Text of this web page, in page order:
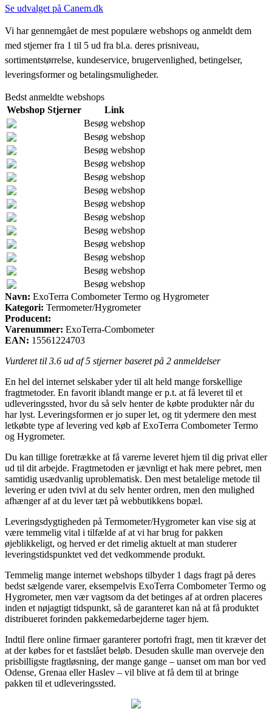
Se udvalget på Canem.dk
Vi har gennemgået de mest populære webshops og anmeldt dem
med stjerner fra 1 til 5 ud fra bl.a. deres prisniveau,
sortimentstørrelse, kundeservice, brugervenlighed, betingelser,
leveringsformer og betalingsmuligheder.
Bedst anmeldte webshops
Webshop Stjerner
Link
Besøg webshop
Besøg webshop
Besøg webshop
Besøg webshop
Besøg webshop
Besøg webshop
Besøg webshop
Besøg webshop
Besøg webshop
Besøg webshop
Besøg webshop
Besøg webshop
Besøg webshop
Navn: ExoTerra Combometer Termo og Hygrometer
Kategori: Termometer/Hygrometer
Producent:
Varenummer: ExoTerra-Combometer
EAN: 15561224703
Vurderet til 3.6 ud af 5 stjerner baseret på 2 anmeldelser
En hel del internet selskaber yder til alt held mange forskellige
fragtmetoder. En favorit iblandt mange er p.t. at få leveret til et
udleveringssted, hvor du så selv henter de købte produkter når du
har lyst. Leveringsformen er jo super let, og tit ydermere den mest
letkøbte type af levering ved køb af ExoTerra Combometer Termo
og Hygrometer.
Du kan tillige foretrække at få varerne leveret hjem til dig privat eller
ud til dit arbejde. Fragtmetoden er jævnligt et hak mere pebret, men
samtidig usædvanlig uproblematisk. Den mest betalelige metode til
levering er uden tvivl at du selv henter ordren, men den mulighed
afhænger af at du lever tæt på webbutikkens bopæl.
Leveringsdygtigheden på Termometer/Hygrometer kan vise sig at
være temmelig vital i tilfælde af at vi har brug for pakken
øjeblikkeligt, og herved er det rimelig aktuelt at man studerer
leveringstidspunktet ved det vedkommende produkt.
Temmelig mange internet webshops tilbyder 1 dags fragt på deres
bedst sælgende varer, eksempelvis ExoTerra Combometer Termo og
Hygrometer, men vær vagtsom da det betinges af at ordren placeres
inden et nøjagtigt tidspunkt, så de garanteret kan nå at få produktet
distribueret forinden pakkemedarbejderne tager hjem.
Indtil flere online firmaer garanterer portofri fragt, men tit kræver det
at der købes for et fastslået beløb. Desuden skulle man overveje den
prisbilligste fragtløsning, der mange gange – uanset om man bor ved
Odense, Grenaa eller Haslev – vil blive at få dem til at bringe
pakken til et udleveringssted.